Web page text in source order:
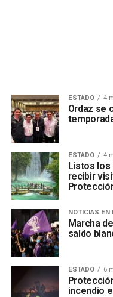
ESTADO 4
Ordaz se
ESTADO 4
Listos los
recibir
NOTICIAS EN
Marcha
saldo
ESTADO 6
incendio